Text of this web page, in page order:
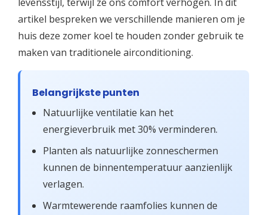
artikel bespreken we verschillende manieren om je
huis deze zomer koel te houden zonder gebruik te
maken van traditionele airconditioning.
Belangrijkste punten
Natuurlijke ventilatie kan het
energieverbruik met 30% verminderen.
Planten als natuurlijke zonneschermen
kunnen de binnentemperatuur aanzienlijk
verlagen.
Warmtewerende raamfolies kunnen de